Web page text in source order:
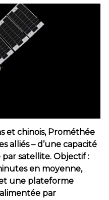
et chinois, Prométhée
alliés – d’une capacité
satellite. Objectif :
en moyenne,
une plateforme
par